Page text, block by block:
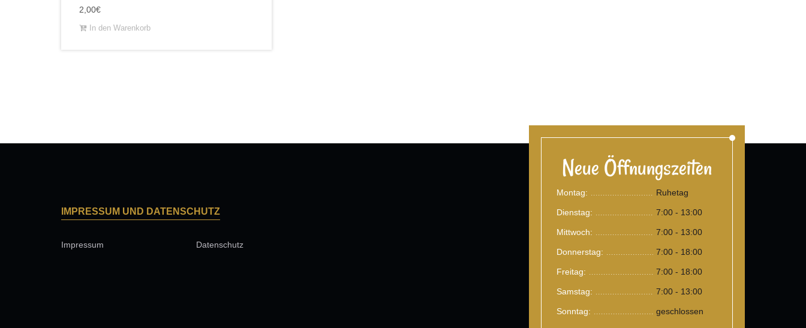
2,00€
In den Warenkorb
IMPRESSUM UND DATENSCHUTZ
Impressum Datenschutz
Neue Öffnungszeiten
Montag: .......................................
Ruhetag
Dienstag: .......................................
7:00 - 13:00
Mittwoch: .......................................
7:00 - 13:00
Donnerstag: .......................................
7:00 - 18:00
Freitag: .......................................
7:00 - 18:00
Samstag: .......................................
7:00 - 13:00
Sonntag: .......................................
geschlossen